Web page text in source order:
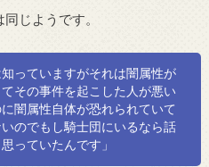
じようです。
知っていますがそれは闇属性が
その事件を起こした人が悪い
闇属性自体が恐れられていて
のでもし騎士団にいるなら話
っていたんです」